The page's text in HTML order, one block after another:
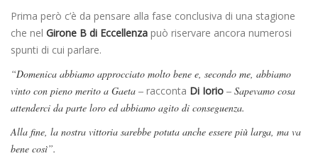
Prima però c’è da pensare alla fase conclusiva di una stagione
che nel Girone B di Eccellenza può riservare ancora numerosi
spunti di cui parlare.
“Domenica abbiamo approcciato molto bene e, secondo me, abbiamo
vinto con pieno merito a Gaeta – racconta Di Iorio – Sapevamo cosa
attenderci da parte loro ed abbiamo agito di conseguenza.
Alla fine, la nostra vittoria sarebbe potuta anche essere più larga, ma va
bene così”.